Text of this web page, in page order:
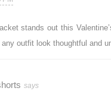
stands out this
outfit look thoughtful and